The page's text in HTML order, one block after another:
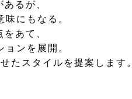
るが、
にもなる。
あて、
ンを展開。
たスタイルを提案します。